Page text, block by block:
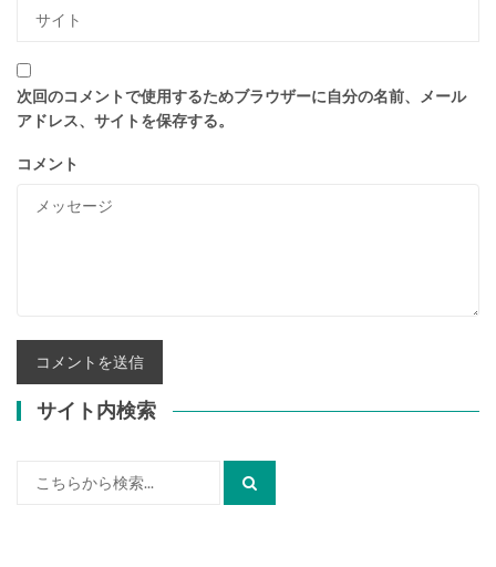
次回のコメントで使用するためブラウザーに自分の名前、メール
アドレス、サイトを保存する。
コメント
サイト内検索